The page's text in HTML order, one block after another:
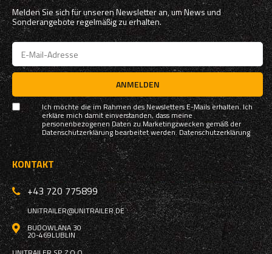
Melden Sie sich für unseren Newsletter an, um News und
Sonderangebote regelmäßig zu erhalten.
ANMELDEN
Ich möchte die im Rahmen des Newsletters E-Mails erhalten. Ich
erkläre mich damit einverstanden, dass meine
personenbezogenen Daten zu Marketingzwecken gemäß der
Datenschutzerklärung bearbeitet werden.Datenschutzerklärung
KONTAKT
+43 720 775899
UNITRAILER@UNITRAILER.DE
BUDOWLANA 30
20-469LUBLIN